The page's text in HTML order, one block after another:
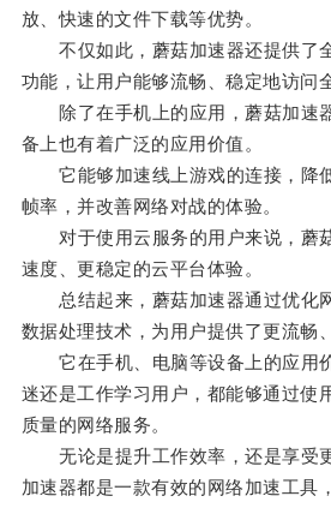
放、快速的文件下载等优势。
不仅如此，蘑菇加速器还提供了
功能，让用户能够流畅、稳定地访问
除了在手机上的应用，蘑菇加速
备上也有着广泛的应用价值。
它能够加速线上游戏的连接，降
帧率，并改善网络对战的体验。
对于使用云服务的用户来说，蘑
速度、更稳定的云平台体验。
总结起来，蘑菇加速器通过优化
数据处理技术，为用户提供了更流畅
它在手机、电脑等设备上的应用
迷还是工作学习用户，都能够通过使
质量的网络服务。
无论是提升工作效率，还是享受
加速器都是一款有效的网络加速工具